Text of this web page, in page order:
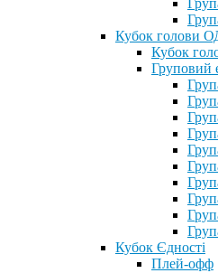
Кубок голови
Кубок
Груповий
Кубок Єдності
Плей-офф